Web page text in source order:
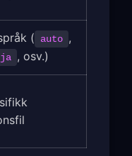
( auto ,
ja , osv.)